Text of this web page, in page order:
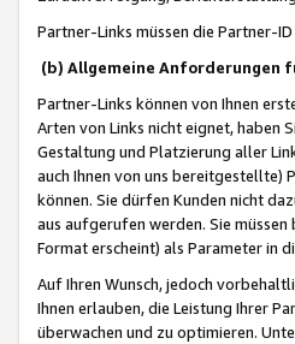
Partner-Links müssen die Partner-
(b) Allgemeine Anforderungen
Partner-Links können von Ihnen
Arten von Links nicht eignet, haben
Gestaltung und Platzierung aller
auch Ihnen von uns bereitgestellte)
können. Sie dürfen Kunden nicht
aus aufgerufen werden. Sie
Format erscheint) als Parameter in
Auf Ihren Wunsch, jedoch
Ihnen erlauben, die Leistung Ihrer
überwachen und zu optimieren.